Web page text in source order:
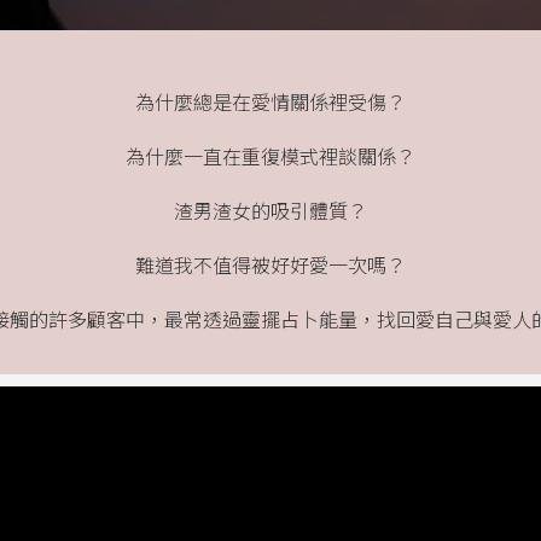
為什麼總是在愛情關係裡受傷？
為什麼一直在重復模式裡談關係？
渣男渣女的吸引體質？
難道我不值得被好好愛一次嗎？
觸的許多顧客中，最常透過靈擺占卜能量，找回愛自己與愛人